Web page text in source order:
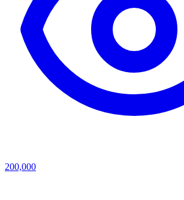
200,000